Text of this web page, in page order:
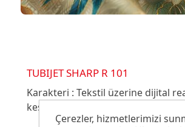
TUBIJET SHARP R 101
Karakteri : Tekstil üzerine dijital
keskinliği artırmak için kullanılan
Çerezler, hizmetlerimizi